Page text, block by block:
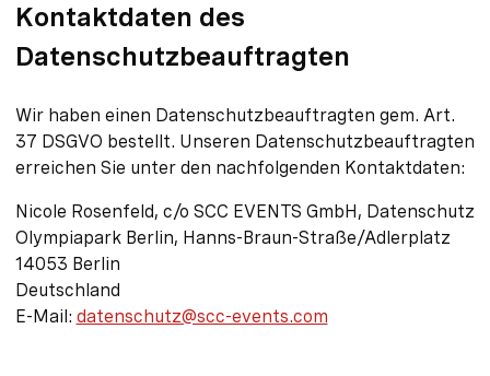
Kontaktdaten des
Datenschutzbeauftragten
Wir haben einen Datenschutzbeauftragten gem. Art.
37 DSGVO bestellt. Unseren Datenschutzbeauftragten
erreichen Sie unter den nachfolgenden Kontaktdaten:
Nicole Rosenfeld, c/o SCC EVENTS GmbH, Datenschutz
Olympiapark Berlin, Hanns-Braun-Straße/Adlerplatz
14053 Berlin
Deutschland
E-Mail: datenschutz@scc-events.com